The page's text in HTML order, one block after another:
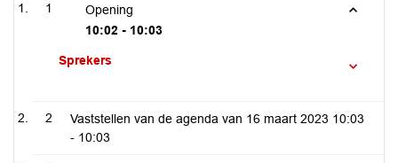
1
Opening
10:02 - 10:03
Sprekers
2 Vaststellen van de agenda van 16 maart 2023 10:03
- 10:03